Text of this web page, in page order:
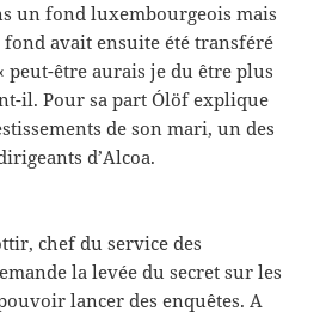
un fond luxembourgeois mais
avait ensuite été transféré
peut-être aurais je du être plus
il. Pour sa part Ólöf explique
de son mari, un des
d’Alcoa.
chef du service des
la levée du secret sur les
lancer des enquêtes. A